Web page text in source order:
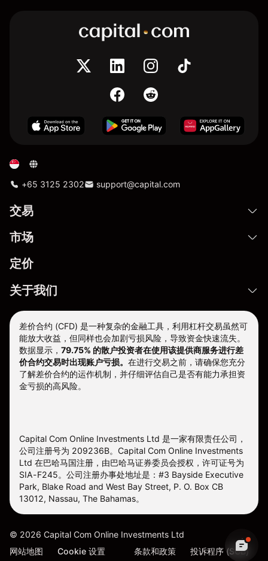
+65 3125 2302 support@capital.com
交易
市场
定价
关于我们
差价合约 (CFD) 是一种复杂的金融工具，利用杠杆交易虽然可
能放大收益，但同样也会加剧亏损风险，导致资金快速流失。
数据显示， 79.75% 的散户投资者在使用该提供商服务进行差
价合约交易时出现账户亏损。 在进行交易之前，请确保您充分
了解差价合约的运作机制，并仔细评估自己是否有能力承担资
金亏损的高风险。
Capital Com Online Investments Ltd 是一家有限责任公司，
公司注册号为 209236B。Capital Com Online Investments
Ltd 在巴哈马国注册，由巴哈马证券委员会授权，许可证号为
SIA-F245。公司注册办事处地址是：#3 Bayside Executive
Park, Blake Road and West Bay Street, P. O. Box CB
13012, Nassau, The Bahamas。
© 2026 Capital Com Online Investments Ltd
网站地图
Cookie 设置 条款和政策 投诉程序 (SCB)